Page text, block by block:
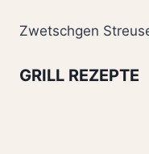
Zwetschgen
GRILL REZEPTE